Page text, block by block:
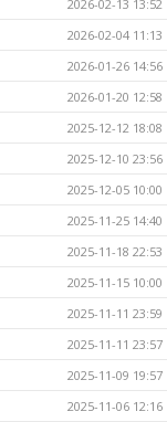
2026-02-13 13:52
2026-02-04 11:13
2026-01-26 14:56
2026-01-20 12:58
2025-12-12 18:08
2025-12-10 23:56
2025-12-05 10:00
2025-11-25 14:40
2025-11-18 22:53
2025-11-15 10:00
2025-11-11 23:59
2025-11-11 23:57
2025-11-09 19:57
2025-11-06 12:16